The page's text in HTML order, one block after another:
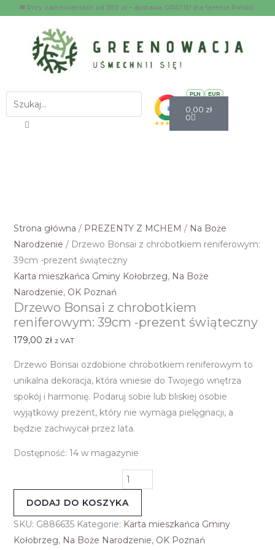
Przejdź
🚚 Przy zamówieniach od 350 zł – dostawa GRATIS! (na terenie Polski)
Szukaj Menu Facebook
PLN EUR
0,00 zł
0
Wózek
Strona główna / PREZENTY Z MCHEM / Na Boże
Narodzenie / Drzewo Bonsai z chrobotkiem reniferowym:
39cm -prezent świąteczny
Karta mieszkańca Gminy Kołobrzeg, Na Boże
Narodzenie, OK Poznań
Drzewo Bonsai z chrobotkiem
reniferowym: 39cm -prezent świąteczny
179,00 zł z VAT
Drzewo Bonsai ozdobione chrobotkiem reniferowym to
unikalna dekoracja, która wniesie do Twojego wnętrza
spokój i harmonię. Podaruj sobie lub bliskiej osobie
wyjątkowy prezent, który nie wymaga pielęgnacji, a
będzie zachwycał przez lata.
Dostępność: 14 w magazynie
ilość
Bonsai
z
chrobotkiem
-
DODAJ DO KOSZYKA
SKU: G886635 Kategorie: Karta mieszkańca Gminy
Kołobrzeg, Na Boże Narodzenie, OK Poznań